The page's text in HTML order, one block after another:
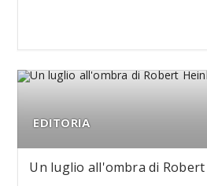
EDITORIA
Un luglio all'ombra di